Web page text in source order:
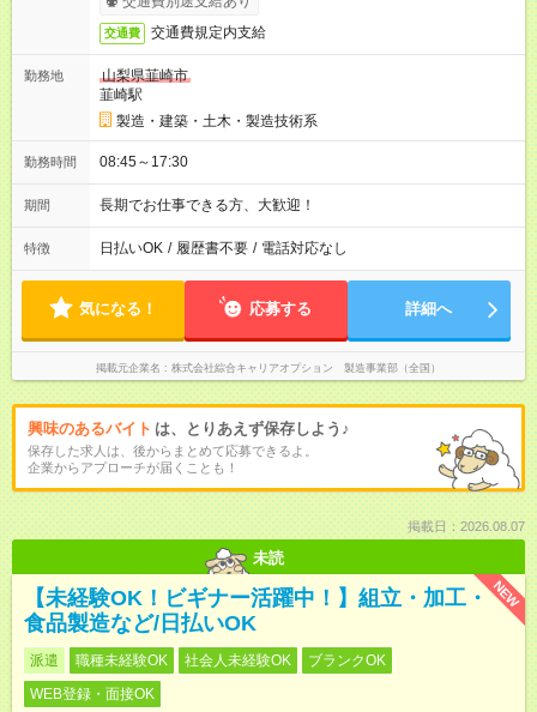
交通費 交通費規定内支給
勤務地
山梨県韮崎市
韮崎駅
製造・建築・土木・製造技術系
勤務時間 08:45～17:30
期間 長期でお仕事できる方、大歓迎！
特徴 日払いOK / 履歴書不要 / 電話対応なし
気になる！ 応募する 詳細へ
掲載元企業名 株式会社綜合キャリアオプション 製造事業部（全国）
興味のあるバイト は、とりあえず保存しよう♪
保存した求人は、後からまとめて応募できるよ。
企業からアプローチが届くことも！
掲載日：2026.08.07
未読
NEW
【未経験OK！ビギナー活躍中！】組立・加工・
食品製造など/日払いOK
派遣 職種未経験OK 社会人未経験OK
ブランクOK
WEB登録・面接OK